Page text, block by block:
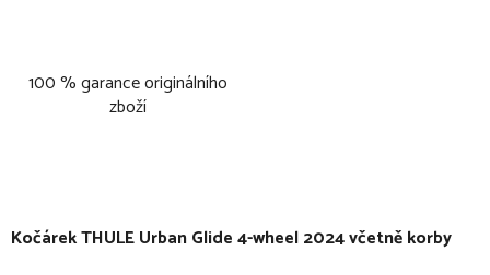
100 % garance originálního
zboží
Kočárek THULE Urban Glide 4-wheel 2024 včetně korby